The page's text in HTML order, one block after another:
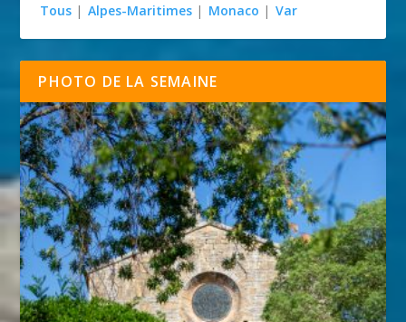
Tous | Alpes-Maritimes | Monaco | Var
PHOTO DE LA SEMAINE